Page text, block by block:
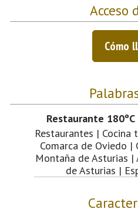
Acceso
Cómo
Restaurante 180ºC
Restaurantes |
Comarca de Oviedo |
Montaña de Asturias |
de Asturias |